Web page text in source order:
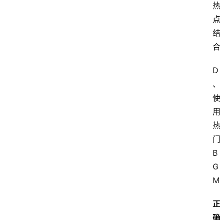
热
点
结
合
D
、
使
用
热
门
B
G
M
正
确